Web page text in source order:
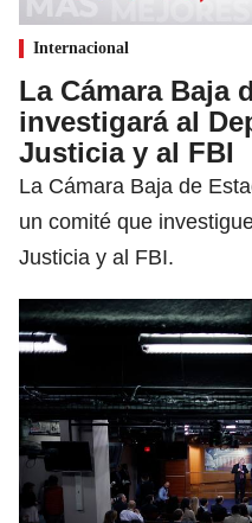
Internacional
La Cámara Baja
investigará al
Justicia y al FBI
La Cámara Baja de
un comité que
Justicia y al FBI.